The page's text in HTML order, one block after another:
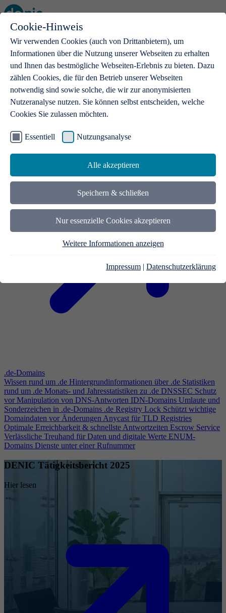
Cookie-Hinweis
Wir verwenden Cookies (auch von Drittanbietern), um
Informationen über die Nutzung unserer Webseiten zu erhalten
und Ihnen das bestmögliche Webseiten-Erlebnis zu bieten. Dazu
zählen Cookies, die für den Betrieb unserer Webseiten
notwendig sind sowie solche, die wir zur anonymisierten
Nutzeranalyse nutzen. Sie können selbst entscheiden, welche
Cookies Sie zulassen möchten.
Essentiell Nutzungsanalyse
Alle akzeptieren
Speichern & schließen
Nur essenzielle Cookies akzeptieren
Weitere Informationen anzeigen
Impressum | Datenschutzerklärung
Open main menu
.de-Domains
Mit einer .de-Domain erhalten Ideen eine Bühne
.de-Domains
Wissen rund um .de Hintergrundinformationen über .de Statistiken
rund um .de Monats- und Jahresstatistiken zu .de DNSSEC Schutz
vor Manipulation von DNS-Antworten IDN-Domains Umlaute und
Sonderzeichen in .de-Domains .de Registry Lock Schützt wichtige
Domaindaten vor ÄnderungenAnycast für TLD Registries
Optimale Erreichbarkeit & schnellste Antwortzeiten Escrow Service
Verlässliche Treuhand für Daten und digitale Werte ENUM-
Domains Dienste unter einer Rufnummer
DENIC Tätigkeitsbericht 2025
Hier lesen